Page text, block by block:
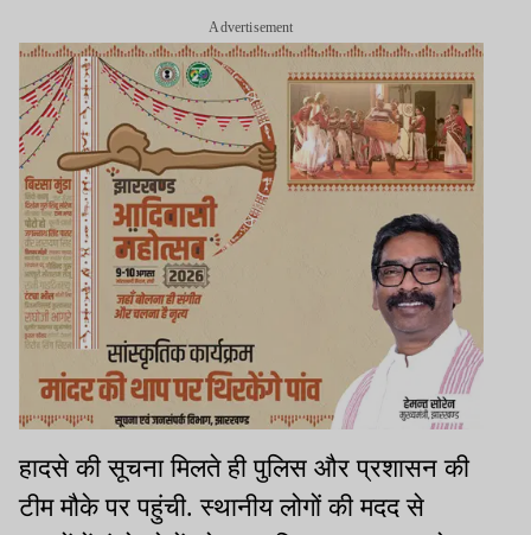
Advertisement
हादसे की सूचना मिलते ही पुलिस और प्रशासन की
टीम मौके पर पहुंची. स्थानीय लोगों की मदद से